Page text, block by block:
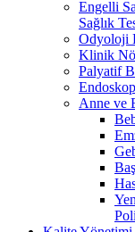
Engelli
Sağlık
Odyoloji
Klinik
Palyatif
Anne ve